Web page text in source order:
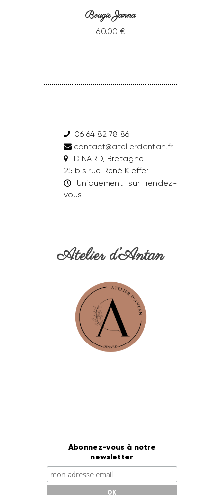
Bougie Janna
60.00 €
06 64 82 78 86
contact@atelierdantan.fr
DINARD, Bretagne
25 bis rue René Kieffer
Uniquement sur rendez-
vous
Atelier d’Antan
Abonnez-vous à notre
newsletter